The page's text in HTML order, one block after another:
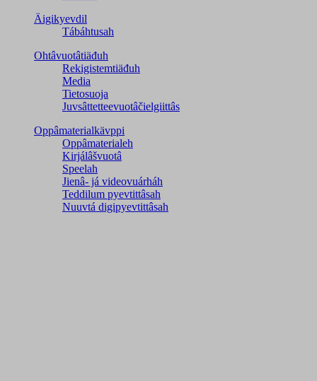
Äigikyevdil
Tábáhtusah
Ohtâvuotâtiäđuh
Rekigistemtiäđuh
Media
Tietosuoja
Juvsâttetteevuotâčielgiittâs
Oppâmaterialkävppi
Oppâmaterialeh
Kirjálâšvuotâ
Speelah
Jienâ- já videovuárháh
Teddilum pyevtittâsah
Nuuvtá digipyevtittâsah